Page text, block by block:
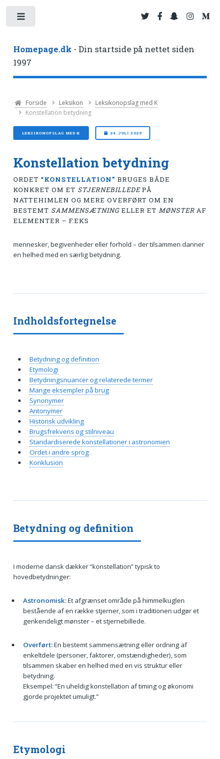
Homepage.dk - Din startside på nettet siden
1997
Forside Leksikon
Leksikonopslag med K
Konstellation betydning
LEKSIKONOPSLAG MED K 24. JULI 2025
Konstellation betydning
ORDET “KONSTELLATION” BRUGES BÅDE
KONKRET OM ET STJERNEBILLEDEPÅ
NATTEHIMLEN OG MERE OVERFØRT OM EN
BESTEMT SAMMENSÆTNINGELLER ET MØNSTERAF
ELEMENTER – F.EKS
mennesker, begivenheder eller forhold – der tilsammen danner
en helhed med en særlig betydning.
Betydning og definition
I moderne dansk dækker “konstellation” typisk to
hovedbetydninger:
Astronomisk:Et afgrænset område på himmelkuglen
bestående af en række stjerner, som i traditionen udgør et
genkendeligt mønster – et stjernebillede.
Overført:En bestemt sammensætning eller ordning af
enkeltdele (personer, faktorer, omstændigheder), som
tilsammen skaber en helhed med en vis struktur eller
betydning.
Eksempel: “En uheldig konstellation af timing og økonomi
gjorde projektet umuligt.”
Etymologi
Indholdsfortegnelse
Betydning og definition
Etymologi
Betydningsnuancer og relaterede termer
Mange eksempler på brug
Synonymer
Antonymer
Historisk udvikling
Brugsfrekvens og stilniveau
Standardiserede konstellationer i astronomien
Ordet i andre sprog
Konklusion